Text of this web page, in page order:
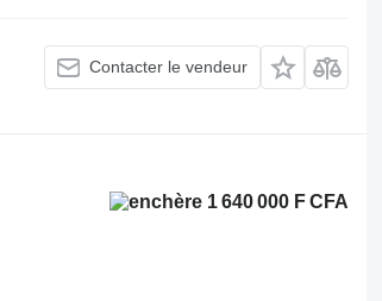
Contacter le vendeur
1 640 000 F CFA